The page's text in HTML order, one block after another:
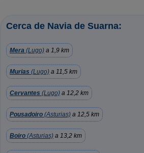
Cerca de Navia de Suarna:
Mera (Lugo) a 1,9 km
Murias (Lugo) a 11,5 km
Cervantes (Lugo) a 12,2 km
Pousadoiro (Asturias) a 12,5 km
Boiro (Asturias) a 13,2 km